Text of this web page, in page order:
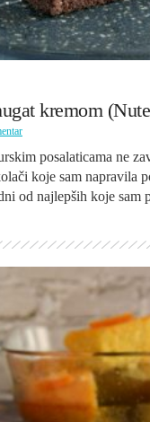
kremom
posalaticama ne
koje sam napravila
od najlepših koje sam